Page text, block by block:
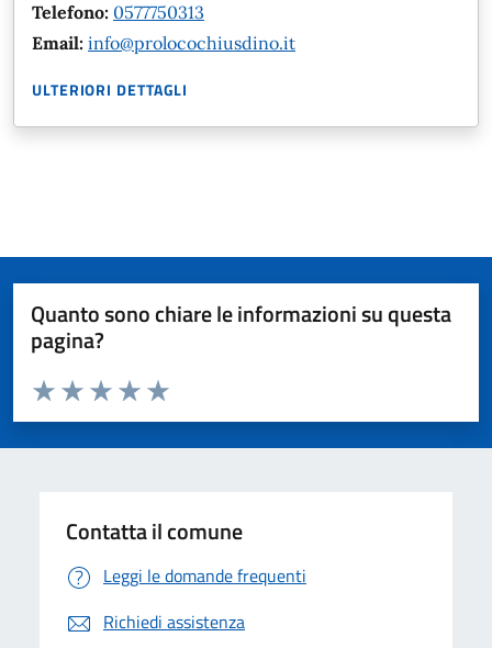
Telefono: 0577750313
Email: info@prolocochiusdino.it
ULTERIORI DETTAGLI
Quanto sono chiare le informazioni su questa
pagina?
Domanda
Valuta da 1 a 5 stelle la pagina
Valuta 5 stelle su 5
Valuta 4 stelle su 5
Valuta 3 stelle su 5
Valuta 2 stelle su 5
Valuta 1 stelle su 5
Contatta il comune
Leggi le domande frequenti
Richiedi assistenza